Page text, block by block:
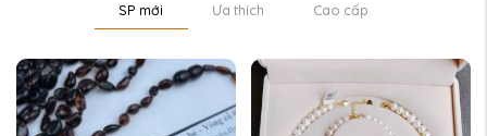
SP mới Ưa thích Cao cấp